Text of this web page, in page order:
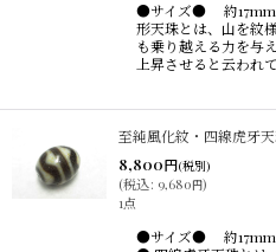
●サイズ● 約
形天珠とは、山を紋
も乗り越える力を与
上昇させると云われて
至純風化紋・四線虎牙
8,800円(税別)
(税込: 9,680円)
1点
●サイズ● 約